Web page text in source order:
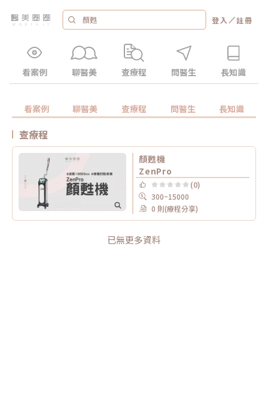
登入 ／註冊
看案例 聊醫美 查療程 問醫生 長知識
看案例 聊醫美 查療程 問醫生 長知識
查療程
顏甦機
ZenPro
(0)
300~15000
0 則(療程分享)
已無更多資料